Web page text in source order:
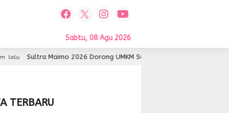
Sabtu, 08 Agu 2026
Maimo 2026 Dorong UMKM Sultra Lebih Inovatif dan Berdaya Saing
TERBARU